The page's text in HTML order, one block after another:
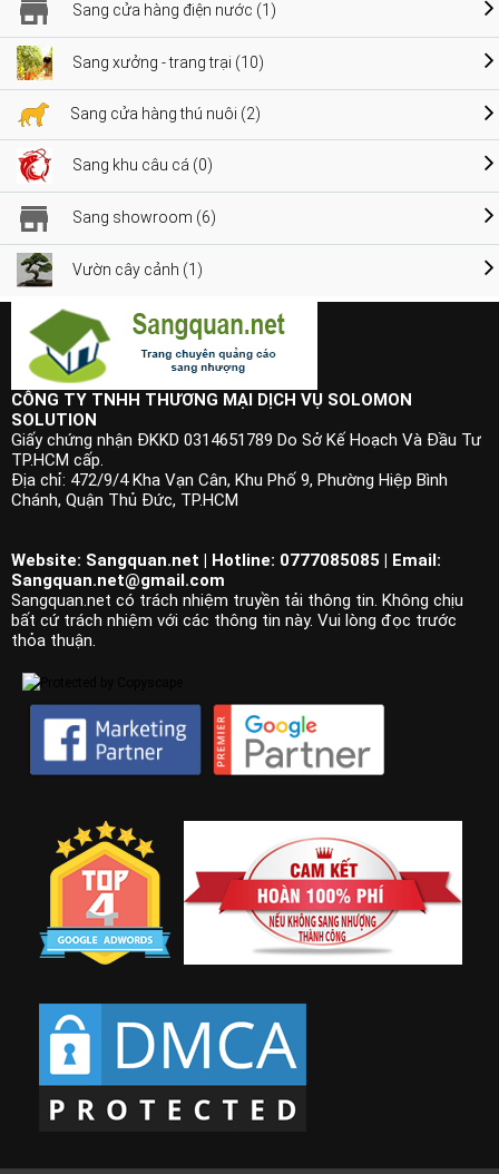
Sang cửa hàng điện nước (1)
Sang xưởng - trang trại (10)
Sang cửa hàng thú nuôi (2)
Sang khu câu cá (0)
Sang showroom (6)
Vườn cây cảnh (1)
CÔNG TY TNHH THƯƠNG MẠI DỊCH VỤ SOLOMON
SOLUTION
Giấy chứng nhận ĐKKD 0314651789 Do Sở Kế Hoạch Và Đầu Tư
TP.HCM cấp.
Địa chỉ: 472/9/4 Kha Vạn Cân, Khu Phố 9, Phường Hiệp Bình
Chánh, Quận Thủ Đức, TP.HCM
Website: Sangquan.net | Hotline: 0777085085 | Email:
Sangquan.net@gmail.com
Sangquan.net có trách nhiệm truyền tải thông tin. Không chịu
bất cứ trách nhiệm với các thông tin này. Vui lòng đọc trước
thỏa thuận.